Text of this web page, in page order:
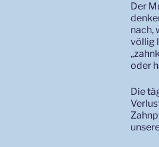
Der
nach,
völlig
oder
Die